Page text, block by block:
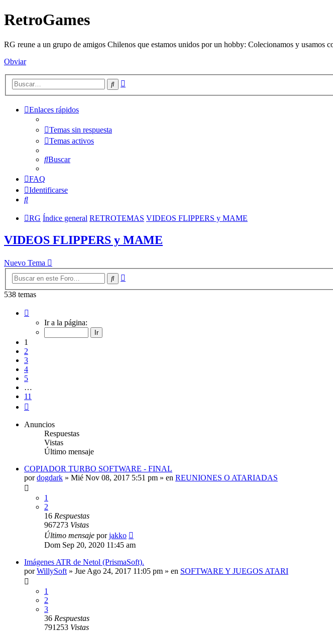
RetroGames
RG reune a un grupo de amigos Chilenos que estamos unidos por un hobby: Colecionamos y usamos
Obviar
Buscar
Enlaces rápidos
Temas sin respuesta
Temas activos
Buscar
FAQ
Identificarse
Buscar
RG Índice general RETROTEMAS VIDEOS FLIPPERS y MAME
VIDEOS FLIPPERS y MAME
Nuevo Tema
Buscar
538 temas
Ir a la página:
1
2
3
4
5
…
11
Anuncios
Respuestas
Vistas
Último mensaje
COPIADOR TURBO SOFTWARE - FINAL
pordogdark » Mié Nov 08, 2017 5:51 pm » en REUNIONES O ATARIADAS
1
2
16 Respuestas
967273 Vistas
Último mensaje porjakko
Dom Sep 20, 2020 11:45 am
Imágenes ATR de Netol (PrismaSoft).
porWillySoft » Jue Ago 24, 2017 11:05 pm » en SOFTWARE Y JUEGOS ATARI
1
2
3
36 Respuestas
791253 Vistas